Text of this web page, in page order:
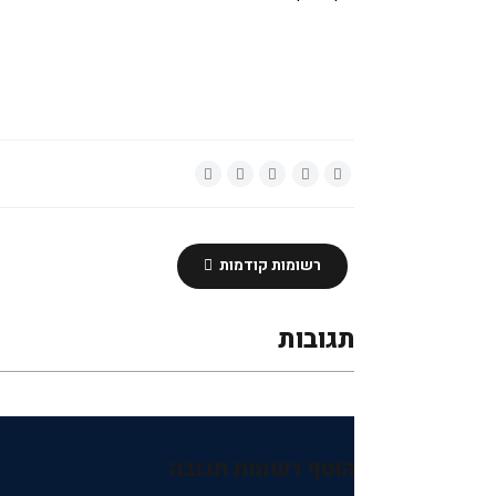
רשומות קודמות
תגובות
הוסף רשומת תגובה